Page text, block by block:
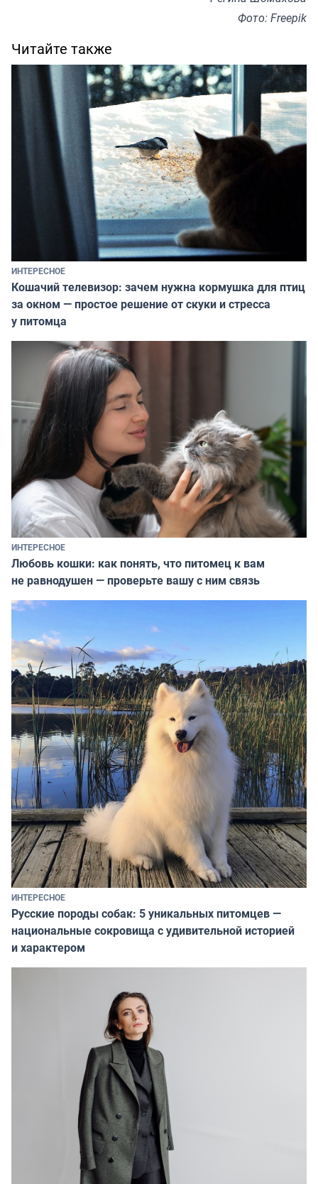
Фото: Freepik
Читайте также
ИНТЕРЕСНОЕ
Кошачий телевизор: зачем нужна кормушка для птиц
за окном — простое решение от скуки и стресса
у питомца
ИНТЕРЕСНОЕ
Любовь кошки: как понять, что питомец к вам
не равнодушен — проверьте вашу с ним связь
ИНТЕРЕСНОЕ
Русские породы собак: 5 уникальных питомцев —
национальные сокровища с удивительной историей
и характером